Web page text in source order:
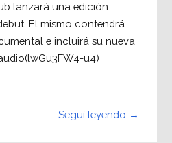
lanzará una edición
El mismo contendrá
e incluirá su nueva
u4)
Seguí leyendo →